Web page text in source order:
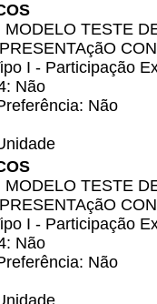
TESTE
I - Participação
Não
Não
TESTE
I - Participação
Não
Não